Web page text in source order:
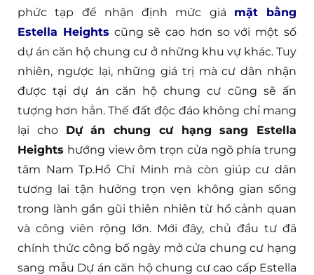
phức tạp để nhận định mức giá mặt bằng
Estella Heights cũng sẽ cao hơn so với một số
dự án căn hộ chung cư ở những khu vự khác. Tuy
nhiên, ngược lại, những giá trị mà cư dân nhận
được tại dự án căn hộ chung cư cũng sẽ ấn
tượng hơn hẳn. Thế đất độc đáo không chỉ mang
lại cho Dự án chung cư hạng sang Estella
Heights hướng view ôm trọn cửa ngõ phía trung
tâm Nam Tp.Hồ Chí Minh mà còn giúp cư dân
tương lai tận hưởng trọn vẹn không gian sống
trong lành gần gũi thiên nhiên từ hồ cảnh quan
và công viên rộng lớn. Mới đây, chủ đầu tư đã
chính thức công bố ngày mở cửa chung cư hạng
sang mẫu Dự án căn hộ chung cư cao cấp Estella